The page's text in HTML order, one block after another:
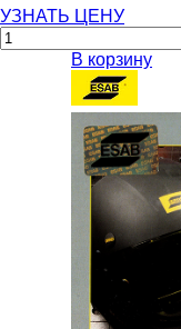
УЗНАТЬ ЦЕНУ
В корзину